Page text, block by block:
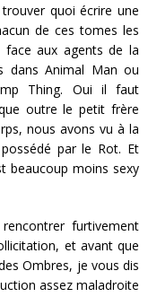
quoi écrire une
de ces tomes les
aux agents de la
dans Animal Man ou
Thing. Oui il faut
outre le petit frère
nous avons vu à la
par le Rot. Et
beaucoup moins sexy
furtivement
et avant que
Ombres, je vous dis
assez maladroite